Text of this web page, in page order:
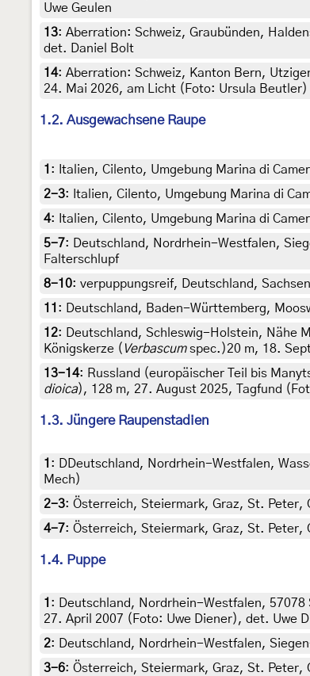
Uwe Geulen
13: Aberration: Schweiz, Graubünden,
det. Daniel Bolt
14: Aberration: Schweiz, Kanton Bern,
24. Mai 2026, am Licht (Foto: Ursula Beutler)
1.2. Ausgewachsene Raupe
1 : Italien, Cilento, Umgebung Marina di
2-3: Italien, Cilento, Umgebung Marina di
4: Italien, Cilento, Umgebung Marina di
5-7:
Deutschland, Nordrhein-Westfalen,
Falterschlupf
8-10: verpuppungsreif, Deutschland,
11 : Deutschland, Baden-Württemberg,
12:
Deutschland, Schleswig-Holstein, Nähe
Königskerze ( Verbascumspec.)20 m, 18.
13-14: Russland (europäischer Teil bis
dioica), 128 m, 27. August 2025, Tagfund
1.3. Jüngere Raupenstadien
1 : DDeutschland, Nordrhein-Westfalen,
Mech)
2-3: Österreich, Steiermark, Graz, St. Peter,
4-7: Österreich, Steiermark, Graz, St. Peter,
1.4. Puppe
1 : Deutschland, Nordrhein-Westfalen,
27. April 2007 (Foto: Uwe Diener), det. Uwe
2: Deutschland, Nordrhein-Westfalen,
3-6: Österreich, Steiermark, Graz, St. Peter,